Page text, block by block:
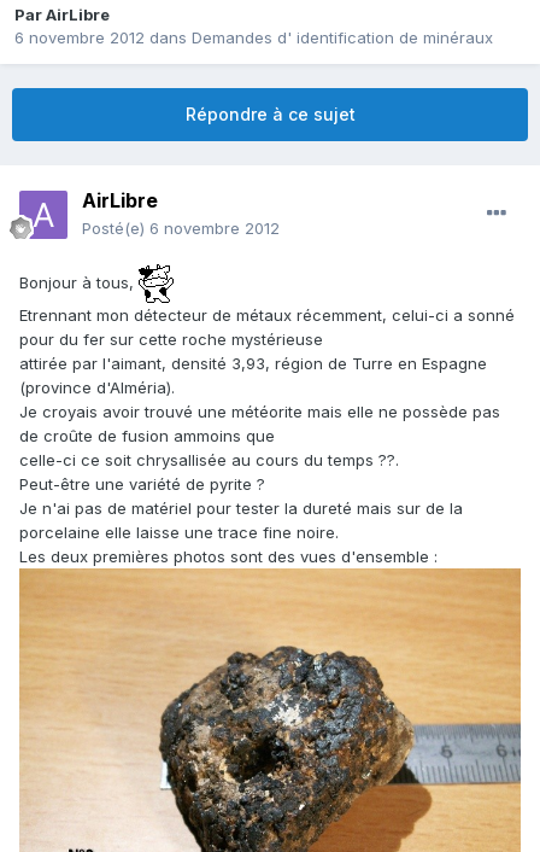
ParAirLibre
6 novembre 2012 dans Demandes d' identification de minéraux
Répondre à ce sujet
AirLibre
Posté(e) 6 novembre 2012
Bonjour à tous,
Etrennant mon détecteur de métaux récemment, celui-ci a sonné
pour du fer sur cette roche mystérieuse
attirée par l'aimant, densité 3,93, région de Turre en Espagne
(province d'Alméria).
Je croyais avoir trouvé une météorite mais elle ne possède pas
de croûte de fusion ammoins que
celle-ci ce soit chrysallisée au cours du temps ??.
Peut-être une variété de pyrite ?
Je n'ai pas de matériel pour tester la dureté mais sur de la
porcelaine elle laisse une trace fine noire.
Les deux premières photos sont des vues d'ensemble :